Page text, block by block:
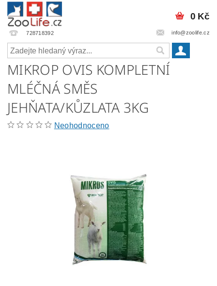
728718392 info@zoolife.cz
0 Kč
MIKROP OVIS KOMPLETNÍ
MLÉČNÁ SMĚS
JEHŇATA/KŮZLATA 3KG
Neohodnoceno